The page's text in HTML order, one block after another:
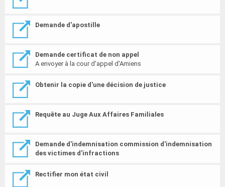
Demande d'apostille
Demande certificat de non appel
A envoyer à la cour d'appel d'Amiens
Obtenir la copie d'une décision de justice
Requête au Juge Aux Affaires Familiales
Demande d'indemnisation commission d'indemnisation
des victimes d'infractions
Rectifier mon état civil